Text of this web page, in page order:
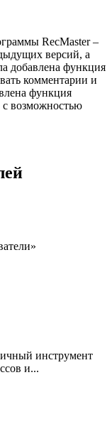
RecMaster –
версий, а
добавлена функция
комментарии и
функция
с возможностью
инструмент
и...